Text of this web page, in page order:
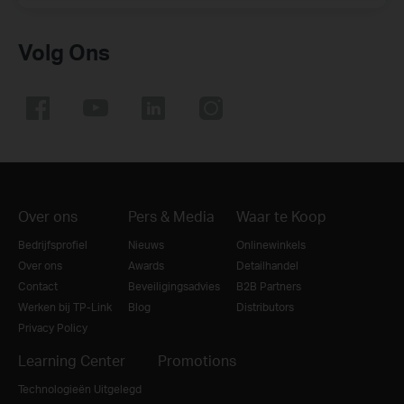
Volg Ons
Over ons
Bedrijfsprofiel
Over ons
Contact
Werken bij TP-Link
Privacy Policy
Pers & Media
Nieuws
Awards
Beveiligingsadvies
Blog
Waar te Koop
Onlinewinkels
Detailhandel
B2B Partners
Distributors
Learning Center
Technologieën Uitgelegd
Promotions